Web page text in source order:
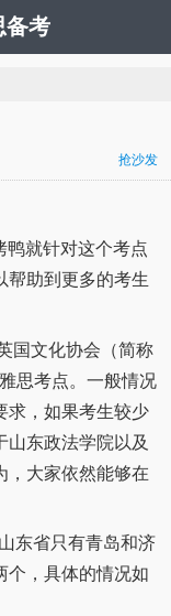
备考
抢沙发
鸭就针对这个考点
帮助到更多的考生
国文化协会（简称
思考点。一般情况
求，如果考生较少
山东政法学院以及
，大家依然能够在
东省只有青岛和济
个，具体的情况如